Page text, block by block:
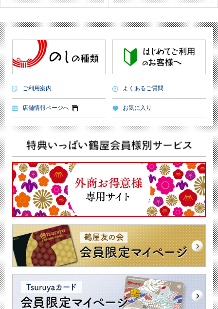
ご利用案内 よくあるご質問
店舗情報ページへ お気に入り